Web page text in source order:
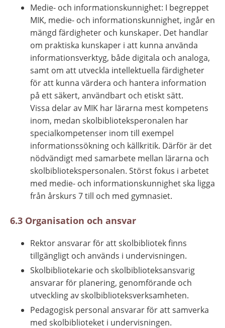
Medie- och informationskunnighet: I begreppet
MIK, medie- och informationskunnighet, ingår en
mängd färdigheter och kunskaper. Det handlar
om praktiska kunskaper i att kunna använda
informationsverktyg, både digitala och analoga,
samt om att utveckla intellektuella färdigheter
för att kunna värdera och hantera information
på ett säkert, användbart och etiskt sätt.
Vissa delar av MIK har lärarna mest kompetens
inom, medan skolbiblioteksperonalen har
specialkompetenser inom till exempel
informationssökning och källkritik. Därför är det
nödvändigt med samarbete mellan lärarna och
skolbibliotekspersonalen. Störst fokus i arbetet
med medie- och informationskunnighet ska ligga
från årskurs 7 till och med gymnasiet.
6.3 Organisation och ansvar
Rektor ansvarar för att skolbibliotek finns
tillgängligt och används i undervisningen.
Skolbibliotekarie och skolbiblioteksansvarig
ansvarar för planering, genomförande och
utveckling av skolbiblioteksverksamheten.
Pedagogisk personal ansvarar för att samverka
med skolbiblioteket i undervisningen.